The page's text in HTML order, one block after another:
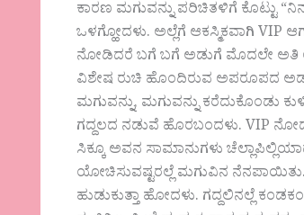
ಕಾರಣ ಮಗುವನ್ನು ಪರಿಚಿತಳಿಗೆ ಕೊಟ್ಟು
ಒಳಗ್ಹೋದಳು. ಅಲ್ಲೆಗೆ ಆಕಸ್ಮಿಕವಾಗಿ
ನೋಡಿದರೆ ಬಗೆ ಬಗೆ ಅಡುಗೆ ಮೊದಲೇ ಅತಿ
ವಿಶೇಷ ರುಚಿ ಹೊಂದಿರುವ ಅಪರೂಪದ
ಮಗುವನ್ನು, ಮಗುವನ್ನು
ಗದ್ದಲದ ನಡುವೆ ಹೊರಬಂದಳು. VIP
ಸಿಕ್ಕೂ ಅವನ ಸಾಮಾನುಗಳು
ಯೋಚಿಸುವಷ್ಟರಲ್ಲೆ ಮಗುವಿನ
ಹುಡುಕುತ್ತಾ ಹೋದಳು. ಗದ್ದಲಿನಲ್ಲೆ